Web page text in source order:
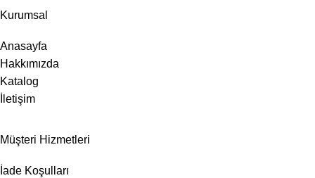
Kurumsal
Anasayfa
Hakkımızda
Katalog
İletişim
Müşteri Hizmetleri
İade Koşulları